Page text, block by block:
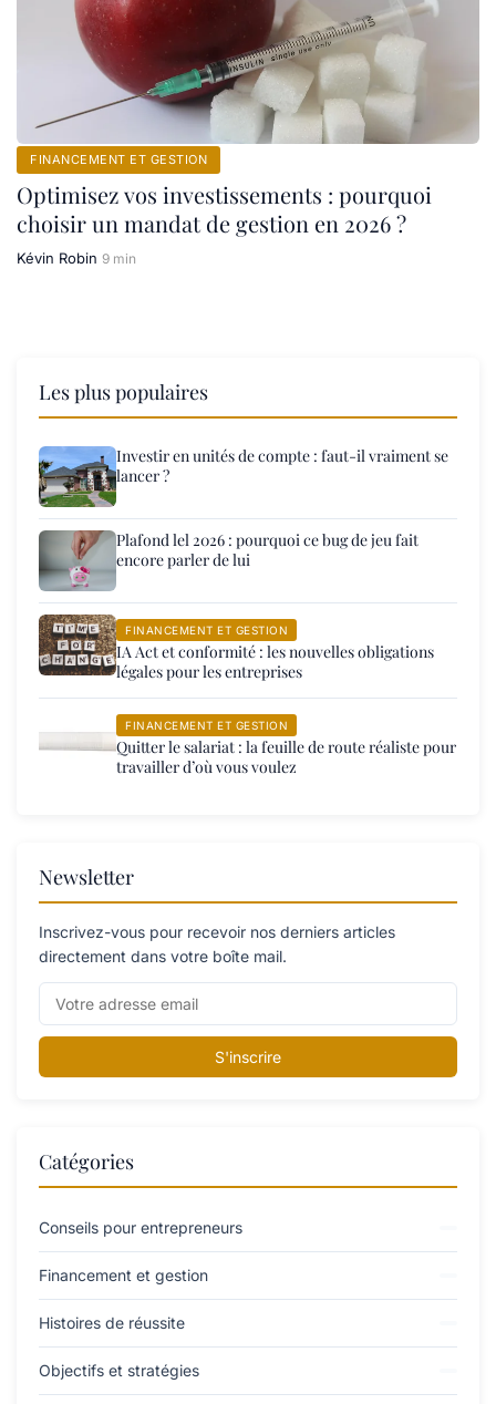
FINANCEMENT ET GESTION
Optimisez vos investissements : pourquoi
choisir un mandat de gestion en 2026 ?
Kévin Robin 9 min
Les plus populaires
Investir en unités de compte : faut-il vraiment se
lancer ?
Plafond lel 2026 : pourquoi ce bug de jeu fait
encore parler de lui
FINANCEMENT ET GESTION
IA Act et conformité : les nouvelles obligations
légales pour les entreprises
FINANCEMENT ET GESTION
Quitter le salariat : la feuille de route réaliste pour
travailler d’où vous voulez
Newsletter
Inscrivez-vous pour recevoir nos derniers articles
directement dans votre boîte mail.
S'inscrire
Catégories
Conseils pour entrepreneurs
Financement et gestion
Histoires de réussite
Objectifs et stratégies